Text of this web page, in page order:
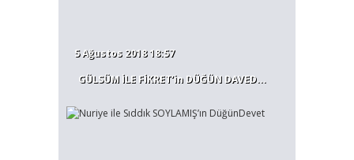
5 Ağustos 2018 18:57
GÜLSÜM İLE FİKRET’in DÜĞÜN DAVED...